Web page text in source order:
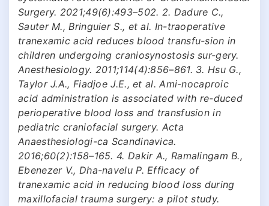
Surgery. 2021;49(6):493–502. 2. Dadure C.,
Sauter M., Bringuier S., et al. In-traoperative
tranexamic acid reduces blood transfu-sion in
children undergoing craniosynostosis sur-gery.
Anesthesiology. 2011;114(4):856–861. 3. Hsu G.,
Taylor J.A., Fiadjoe J.E., et al. Ami-nocaproic
acid administration is associated with re-duced
perioperative blood loss and transfusion in
pediatric craniofacial surgery. Acta
Anaesthesiologi-ca Scandinavica.
2016;60(2):158–165. 4. Dakir A., Ramalingam B.,
Ebenezer V., Dha-navelu P. Efficacy of
tranexamic acid in reducing blood loss during
maxillofacial trauma surgery: a pilot study.